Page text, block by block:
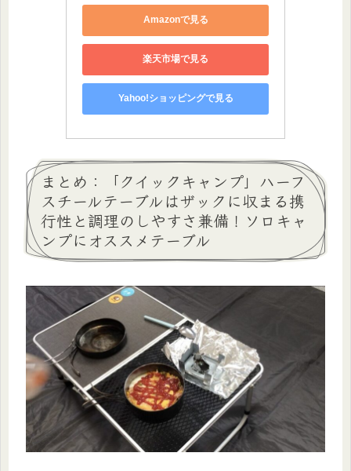
Amazonで見る
楽天市場で見る
Yahoo!ショッピングで見る
まとめ：「クイックキャンプ」ハーフ
スチールテーブルはザックに収まる携
行性と調理のしやすさ兼備！ソロキャ
ンプにオススメテーブル